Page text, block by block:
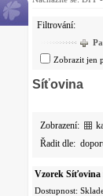
Filtrování:
Zobrazit jen
Síťovina
Zobrazení:
Řadit dle:
Vzorek
Dostupnost: